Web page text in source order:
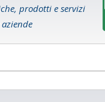
prodotti e servizi